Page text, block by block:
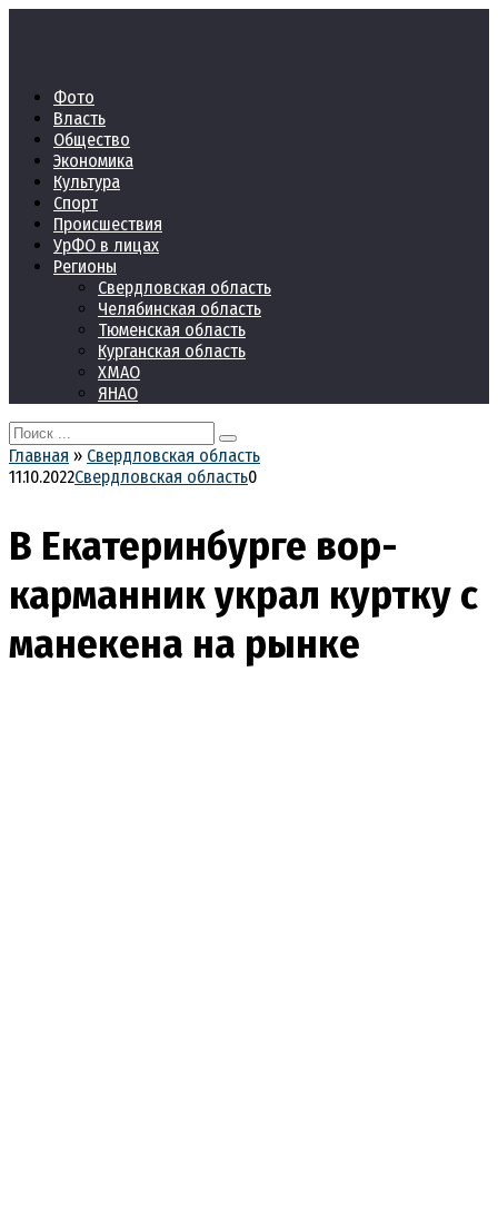
Фото
Власть
Общество
Экономика
Культура
Спорт
Происшествия
УрФО в лицах
Регионы
Свердловская область
Челябинская область
Тюменская область
Курганская область
ХМАО
ЯНАО
Search
for:
Главная » Свердловская область
11.10.2022Свердловская область0
В Екатеринбурге вор-
карманник украл куртку с
манекена на рынке